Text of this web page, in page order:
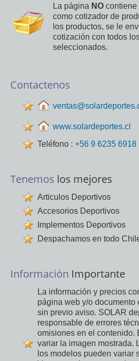
La página NO contiene
como cotizador de
los productos, se le
cotización con todos
seleccionados.
Contactenos
www.solardeportes.cl
Teléfono : +56 9 6235 6918
Tenemos los mejores
Articulos Deportivos
Accesorios Deportivos
Implementos Deportivos
Despachamos en todo
Información Importante
La información y precios
página web y/o documento
sin previo aviso. SOLAR
responsable de errores
omisiones en el contenido.
variar la imagen mostrada.
los modelos pueden variar